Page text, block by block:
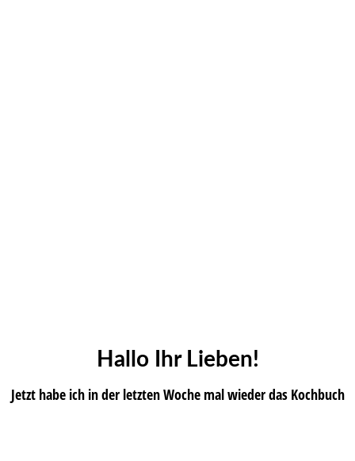
Hallo Ihr Lieben!
Jetzt habe ich in der letzten Woche mal wieder das Kochbuch